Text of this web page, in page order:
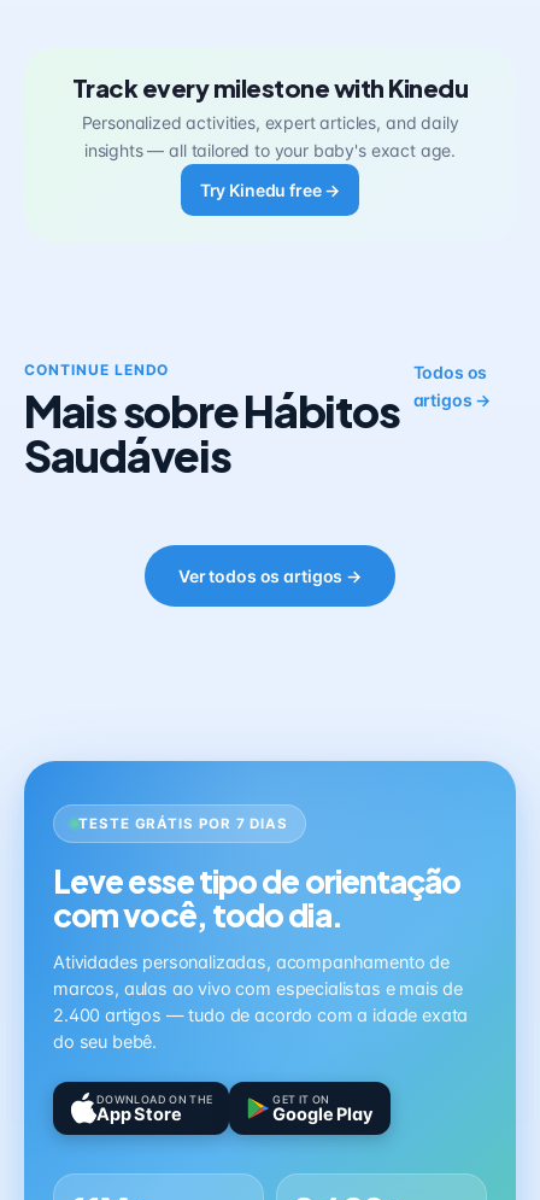
Track every milestone with Kinedu
Personalized activities, expert articles, and daily
insights — all tailored to your baby's exact age.
Try Kinedu free →
CONTINUE LENDO
Mais sobre Hábitos
Saudáveis
Todos os
artigos →
Ver todos os artigos →
TESTE GRÁTIS POR 7 DIAS
Leve esse tipo de orientação
com você, todo dia.
Atividades personalizadas, acompanhamento de
marcos, aulas ao vivo com especialistas e mais de
2.400 artigos — tudo de acordo com a idade exata
do seu bebê.
DOWNLOAD ON THE
App Store
GET IT ON
Google Play